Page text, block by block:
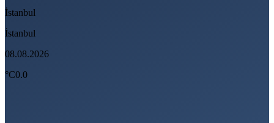
İstanbul
İstanbul
08.08.2026
°C0.0